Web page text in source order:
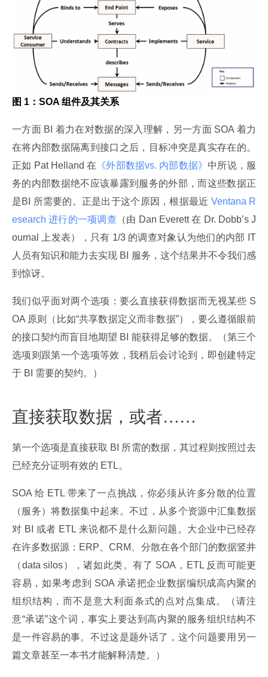
图 1：SOA 组件及其关系
一方面 BI 着力在对数据的深入理解，另一方面 SOA 着力
在将内部数据隔离到接口之后，目标冲突是真实存在的。
正如 Pat Helland 在 《外部数据vs. 内部数据》 中所说，服
务的内部数据绝不应该暴露到服务的外部，而这些数据正
是BI 所需要的。正是出于这个原因，根据最近 Ventana R
esearch 进行的一项调查 （由 Dan Everett 在 Dr. Dobb’s J
ournal 上发表），只有 1/3 的调查对象认为他们的内部 IT
人员有知识和能力去实现 BI 服务，这个结果并不令我们感
到惊讶。
我们似乎面对两个选项：要么直接获得数据而无视某些 S
OA 原则（比如“共享数据定义而非数据”），要么遵循眼前
的接口契约而盲目地期望 BI 能获得足够的数据。（第三个
选项则跟第一个选项等效，我稍后会讨论到，即创建特定
于 BI 需要的契约。）
直接获取数据，或者……
第一个选项是直接获取 BI 所需的数据，其过程则按照过去
已经充分证明有效的 ETL。
SOA 给 ETL 带来了一点挑战，你必须从许多分散的位置
（服务）将数据集中起来。不过，从多个资源中汇集数据
对 BI 或者 ETL 来说都不是什么新问题。大企业中已经存
在许多数据源：ERP、CRM、分散在各个部门的数据竖井
（data silos），诸如此类。有了 SOA，ETL 反而可能更
容易，如果考虑到 SOA 承诺把企业数据编织成高内聚的
组织结构，而不是意大利面条式的点对点集成。（请注
意“承诺”这个词，事实上要达到高内聚的服务组织结构不
是一件容易的事。不过这是题外话了，这个问题要用另一
篇文章甚至一本书才能解释清楚。）